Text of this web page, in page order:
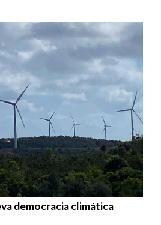
democracia climática